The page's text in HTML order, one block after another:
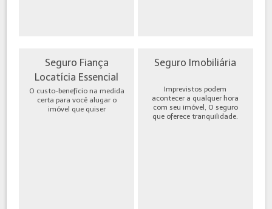
Seguro Fiança
Locatícia Essencial
O custo-benefício na medida
certa para você alugar o
imóvel que quiser
Seguro Imobiliária
Imprevistos podem
acontecer a qualquer hora
com seu imóvel, O seguro
que oferece tranquilidade.